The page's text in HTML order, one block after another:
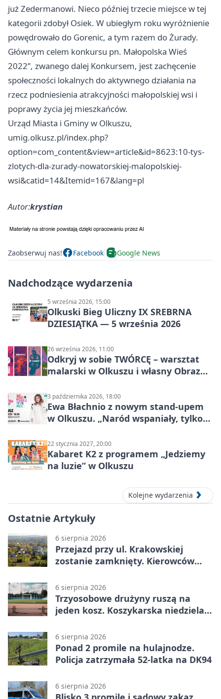
już Zedermanowi. Nieco później trzecie miejsce w tej
kategorii zdobył Osiek. W ubiegłym roku wyróżnienie
powędrowało do Gorenic, a tym razem do Żurady.
Głównym celem konkursu pn. Małopolska Wieś
2022”, zwanego dalej Konkursem, jest zachęcenie
społeczności lokalnych do aktywnego działania na
rzecz podniesienia atrakcyjności małopolskiej wsi i
poprawy życia jej mieszkańców.
Urząd Miasta i Gminy w Olkuszu,
umig.olkusz.pl/index.php?
option=com_content&view=article&id=8623:10-tys-
zlotych-dla-zurady-nowatorskiej-malopolskiej-
wsi&catid=14&Itemid=167&lang=pl
Autor:krystian
Zaobserwuj nas! Facebook Google News
Nadchodzące wydarzenia
5 września 2026, 15:00
Olkuski Bieg Uliczny IX SREBRNA
DZIESIĄTKA — 5 września 2026
26 września 2026, 11:00
Odkryj w sobie TWÓRCĘ – warsztat
malarski w Olkuszu i własny Obraz
3 października 2026, 18:00
Ewa Błachnio z nowym stand-upem
w Olkuszu. „Naród wspaniały, tylko
22 stycznia 2027, 20:00
Kabaret K2 z programem „Jedziemy
na luzie” w Olkuszu
Kolejne wydarzenia
Ostatnie Artykuły
6 sierpnia 2026
Przejazd przy ul. Krakowskiej
zostanie zamknięty. Kierowców
6 sierpnia 2026
Trzyosobowe drużyny ruszą na
jeden kosz. Koszykarska niedziela
6 sierpnia 2026
Ponad 2 promile na hulajnodze.
Policja zatrzymała 52-latka na DK94
6 sierpnia 2026